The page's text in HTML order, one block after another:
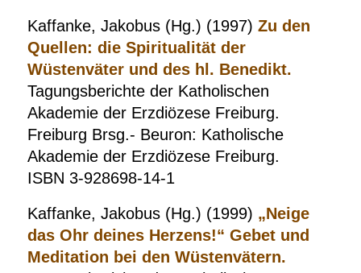
Kaffanke, Jakobus (Hg.) (1997) Zu den
Quellen: die Spiritualität der
Wüstenväter und des hl. Benedikt.
Tagungsberichte der Katholischen
Akademie der Erzdiözese Freiburg.
Freiburg Brsg.- Beuron: Katholische
Akademie der Erzdiözese Freiburg.
ISBN 3-928698-14-1
Kaffanke, Jakobus (Hg.) (1999) „Neige
das Ohr deines Herzens!“ Gebet und
Meditation bei den Wüstenvätern.